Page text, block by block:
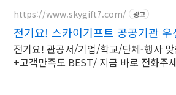
전기요 작은
전기담요)
https://www.skygift7.com/ 광고
전기요! 스카이기프트 공공기관
전기요! 관공서/기업/학교/단체-행사
+고객만족도 BEST/ 지금 바로 전화주